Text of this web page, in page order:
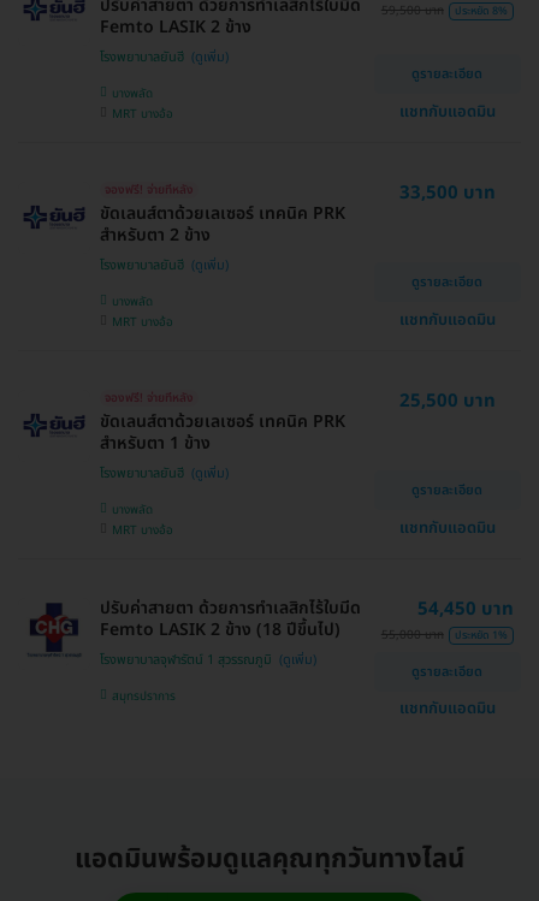
Femto LASIK 2 ข้าง
โรงพยาบาลยันฮี
บางพลัด
MRT บางอ้อ
59,500 บาท ประหยัด 8%
ดูรายละเอียด
แชทกับแอดมิน
จองฟรี! จ่ายทีหลัง
ขัดเลนส์ตาด้วยเลเซอร์ เทคนิค PRK
สำหรับตา 2 ข้าง
โรงพยาบาลยันฮี
บางพลัด
MRT บางอ้อ
33,500 บาท
ดูรายละเอียด
แชทกับแอดมิน
จองฟรี! จ่ายทีหลัง
ขัดเลนส์ตาด้วยเลเซอร์ เทคนิค PRK
สำหรับตา 1 ข้าง
โรงพยาบาลยันฮี
บางพลัด
MRT บางอ้อ
25,500 บาท
ดูรายละเอียด
แชทกับแอดมิน
ปรับค่าสายตา ด้วยการทำเลสิกไร้ใบมีด
Femto LASIK 2 ข้าง (18 ปีขึ้นไป)
โรงพยาบาลจุฬารัตน์ 1 สุวรรณภูมิ
สมุทรปราการ
54,450 บาท
55,000 บาท ประหยัด 1%
ดูรายละเอียด
แชทกับแอดมิน
แอดมินพร้อมดูแลคุณทุกวันทางไลน์